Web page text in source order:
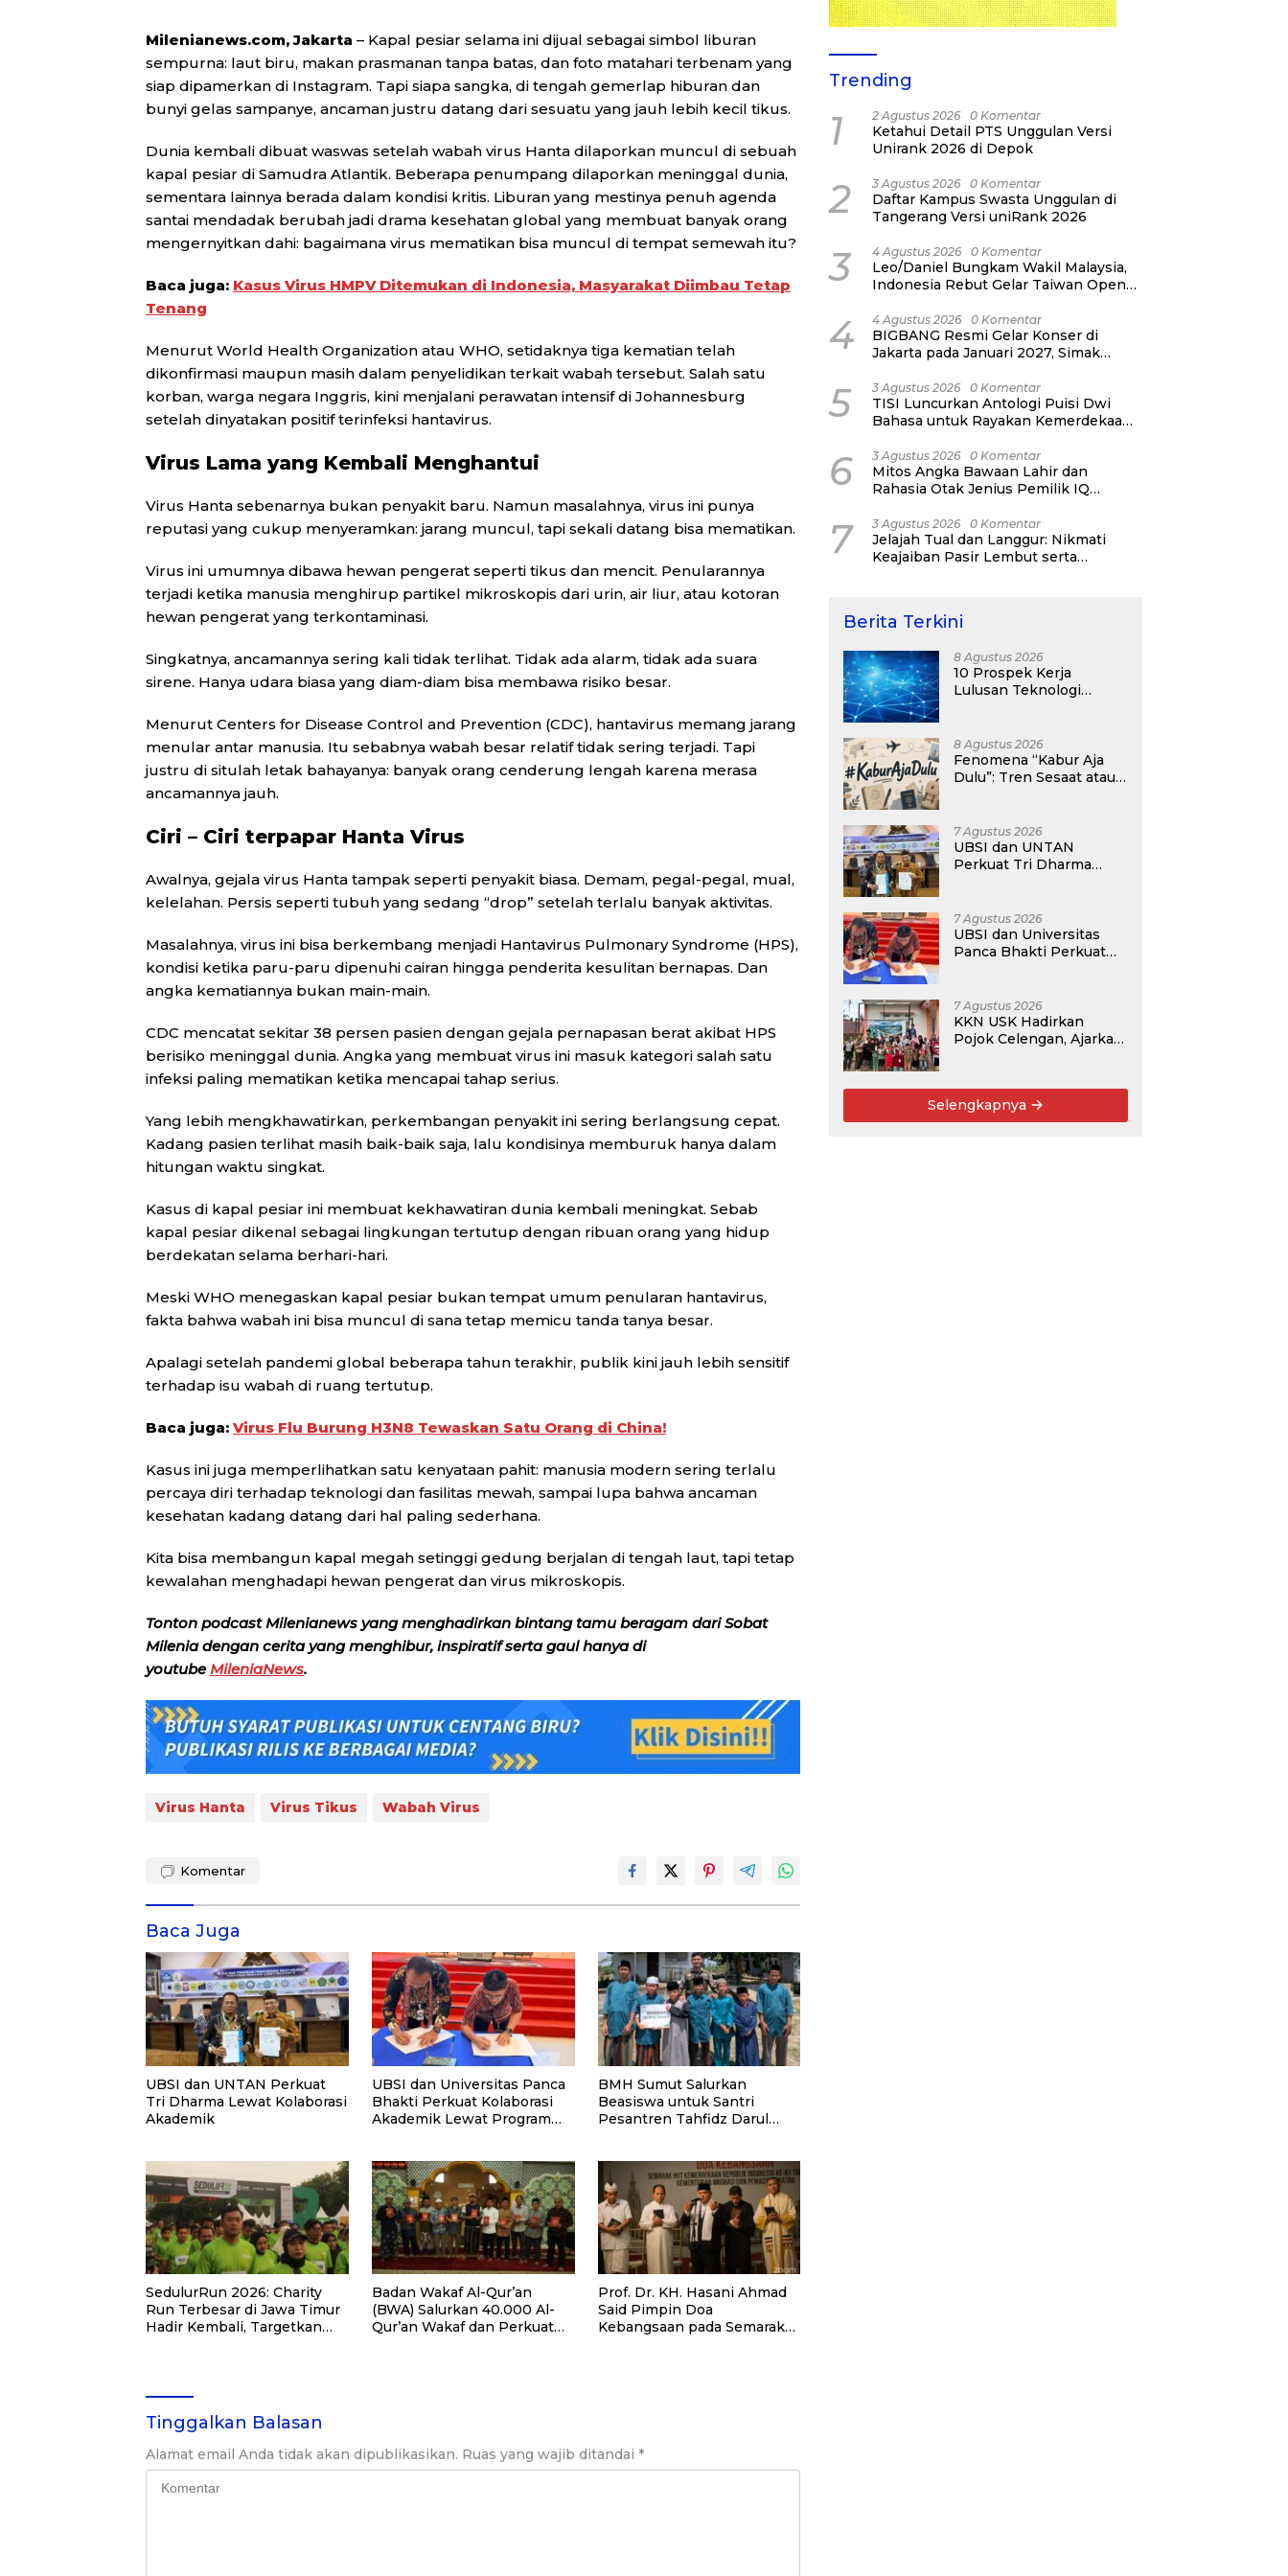
Milenianews.com, Jakarta – Kapal pesiar selama ini dijual sebagai simbol liburan
sempurna: laut biru, makan prasmanan tanpa batas, dan foto matahari terbenam yang
siap dipamerkan di Instagram. Tapi siapa sangka, di tengah gemerlap hiburan dan
bunyi gelas sampanye, ancaman justru datang dari sesuatu yang jauh lebih kecil tikus.
Dunia kembali dibuat waswas setelah wabah virus Hanta dilaporkan muncul di sebuah
kapal pesiar di Samudra Atlantik. Beberapa penumpang dilaporkan meninggal dunia,
sementara lainnya berada dalam kondisi kritis. Liburan yang mestinya penuh agenda
santai mendadak berubah jadi drama kesehatan global yang membuat banyak orang
mengernyitkan dahi: bagaimana virus mematikan bisa muncul di tempat semewah itu?
Baca juga: Kasus Virus HMPV Ditemukan di Indonesia, Masyarakat Diimbau Tetap
Tenang
Menurut World Health Organization atau WHO, setidaknya tiga kematian telah
dikonfirmasi maupun masih dalam penyelidikan terkait wabah tersebut. Salah satu
korban, warga negara Inggris, kini menjalani perawatan intensif di Johannesburg
setelah dinyatakan positif terinfeksi hantavirus.
Virus Lama yang Kembali Menghantui
Virus Hanta sebenarnya bukan penyakit baru. Namun masalahnya, virus ini punya
reputasi yang cukup menyeramkan: jarang muncul, tapi sekali datang bisa mematikan.
Virus ini umumnya dibawa hewan pengerat seperti tikus dan mencit. Penularannya
terjadi ketika manusia menghirup partikel mikroskopis dari urin, air liur, atau kotoran
hewan pengerat yang terkontaminasi.
Singkatnya, ancamannya sering kali tidak terlihat. Tidak ada alarm, tidak ada suara
sirene. Hanya udara biasa yang diam-diam bisa membawa risiko besar.
Menurut Centers for Disease Control and Prevention (CDC), hantavirus memang jarang
menular antar manusia. Itu sebabnya wabah besar relatif tidak sering terjadi. Tapi
justru di situlah letak bahayanya: banyak orang cenderung lengah karena merasa
ancamannya jauh.
Ciri – Ciri terpapar Hanta Virus
Awalnya, gejala virus Hanta tampak seperti penyakit biasa. Demam, pegal-pegal, mual,
kelelahan. Persis seperti tubuh yang sedang “drop” setelah terlalu banyak aktivitas.
Masalahnya, virus ini bisa berkembang menjadi Hantavirus Pulmonary Syndrome (HPS),
kondisi ketika paru-paru dipenuhi cairan hingga penderita kesulitan bernapas. Dan
angka kematiannya bukan main-main.
CDC mencatat sekitar 38 persen pasien dengan gejala pernapasan berat akibat HPS
berisiko meninggal dunia. Angka yang membuat virus ini masuk kategori salah satu
infeksi paling mematikan ketika mencapai tahap serius.
Yang lebih mengkhawatirkan, perkembangan penyakit ini sering berlangsung cepat.
Kadang pasien terlihat masih baik-baik saja, lalu kondisinya memburuk hanya dalam
hitungan waktu singkat.
Kasus di kapal pesiar ini membuat kekhawatiran dunia kembali meningkat. Sebab
kapal pesiar dikenal sebagai lingkungan tertutup dengan ribuan orang yang hidup
berdekatan selama berhari-hari.
Meski WHO menegaskan kapal pesiar bukan tempat umum penularan hantavirus,
fakta bahwa wabah ini bisa muncul di sana tetap memicu tanda tanya besar.
Apalagi setelah pandemi global beberapa tahun terakhir, publik kini jauh lebih sensitif
terhadap isu wabah di ruang tertutup.
Baca juga: Virus Flu Burung H3N8 Tewaskan Satu Orang di China!
Kasus ini juga memperlihatkan satu kenyataan pahit: manusia modern sering terlalu
percaya diri terhadap teknologi dan fasilitas mewah, sampai lupa bahwa ancaman
kesehatan kadang datang dari hal paling sederhana.
Kita bisa membangun kapal megah setinggi gedung berjalan di tengah laut, tapi tetap
kewalahan menghadapi hewan pengerat dan virus mikroskopis.
Tonton podcast Milenianews yang menghadirkan bintang tamu beragam dari Sobat
Milenia dengan cerita yang menghibur, inspiratif serta gaul hanya di
youtubeMileniaNews.
Virus Hanta Virus Tikus Wabah Virus
Komentar
Baca Juga
UBSI dan UNTAN Perkuat
Tri Dharma Lewat Kolaborasi
Akademik
UBSI dan Universitas Panca
Bhakti Perkuat Kolaborasi
Akademik Lewat Program
BMH Sumut Salurkan
Beasiswa untuk Santri
Pesantren Tahfidz Darul
SedulurRun 2026: Charity
Run Terbesar di Jawa Timur
Hadir Kembali, Targetkan
Badan Wakaf Al-Qur’an
(BWA) Salurkan 40.000 Al-
Qur’an Wakaf dan Perkuat
Prof. Dr. KH. Hasani Ahmad
Said Pimpin Doa
Kebangsaan pada Semarak
Tinggalkan Balasan
Alamat email Anda tidak akan dipublikasikan. Ruas yang wajib ditandai *
Trending
1 2 Agustus 2026 0 Komentar
Ketahui Detail PTS Unggulan Versi
Unirank 2026 di Depok
2 3 Agustus 2026 0 Komentar
Daftar Kampus Swasta Unggulan di
Tangerang Versi uniRank 2026
3 4 Agustus 2026 0 Komentar
Leo/Daniel Bungkam Wakil Malaysia,
Indonesia Rebut Gelar Taiwan Open
4 4 Agustus 2026 0 Komentar
BIGBANG Resmi Gelar Konser di
Jakarta pada Januari 2027, Simak
5 3 Agustus 2026 0 Komentar
TISI Luncurkan Antologi Puisi Dwi
Bahasa untuk Rayakan Kemerdekaan
6 3 Agustus 2026 0 Komentar
Mitos Angka Bawaan Lahir dan
Rahasia Otak Jenius Pemilik IQ
7 3 Agustus 2026 0 Komentar
Jelajah Tual dan Langgur: Nikmati
Keajaiban Pasir Lembut serta
Berita Terkini
8 Agustus 2026
10 Prospek Kerja
Lulusan Teknologi
Kompetitif di Era Digital
8 Agustus 2026
Fenomena “Kabur Aja
Dulu”: Tren Sesaat atau
Depan?
7 Agustus 2026
UBSI dan UNTAN
Perkuat Tri Dharma
7 Agustus 2026
UBSI dan Universitas
Panca Bhakti Perkuat
7 Agustus 2026
KKN USK Hadirkan
Pojok Celengan, Ajarkan
Selengkapnya